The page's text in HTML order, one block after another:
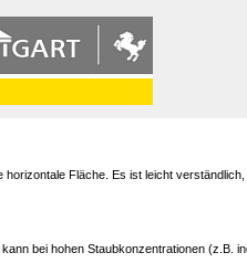
Fläche. Es ist leicht
bei hohen Staubkonzentrationen